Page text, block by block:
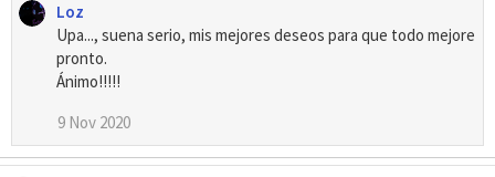
Loz
Upa..., suena serio, mis mejores deseos para que todo mejore
pronto.
Ánimo!!!!!
9 Nov 2020